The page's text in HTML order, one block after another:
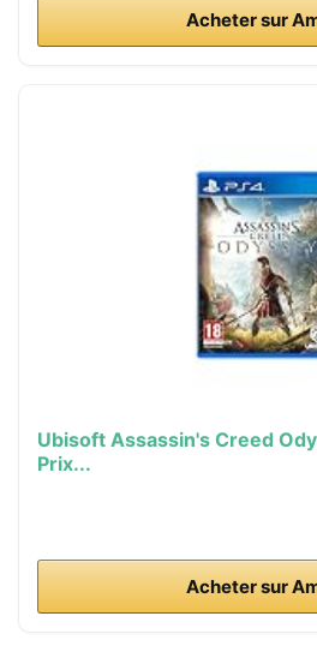
Acheter sur
Ubisoft Assassin's Creed
Prix...
Acheter sur